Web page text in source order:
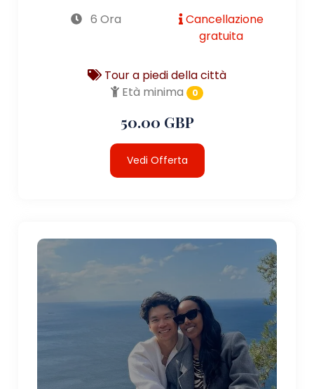
6 Ora
Cancellazione
gratuita
Tour a piedi della città
Età minima
0
50.00 GBP
Vedi Offerta